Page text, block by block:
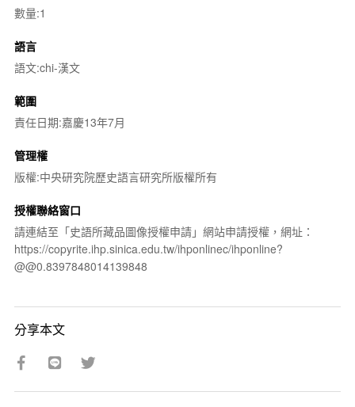
數量:1
語言
語文:chi-漢文
範圍
責任日期:嘉慶13年7月
管理權
版權:中央研究院歷史語言研究所版權所有
授權聯絡窗口
請連結至「史語所藏品圖像授權申請」網站申請授權，網址：
https://copyrite.ihp.sinica.edu.tw/ihponlinec/ihponline?
@@0.8397848014139848
分享本文